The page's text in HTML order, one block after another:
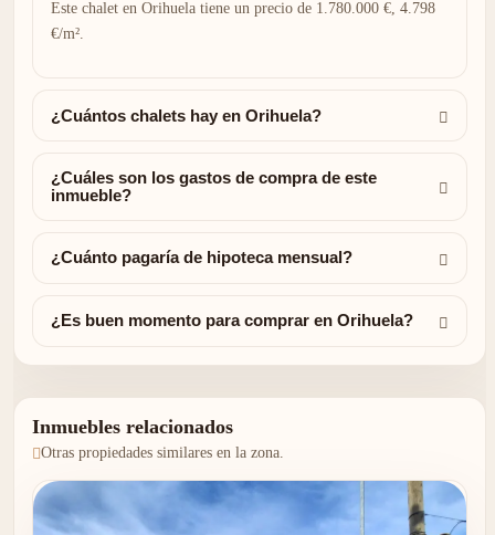
Este chalet en Orihuela tiene un precio de 1.780.000 €, 4.798
€/m².
¿Cuántos chalets hay en Orihuela?
¿Cuáles son los gastos de compra de este
inmueble?
¿Cuánto pagaría de hipoteca mensual?
¿Es buen momento para comprar en Orihuela?
Inmuebles relacionados
Otras propiedades similares en la zona.